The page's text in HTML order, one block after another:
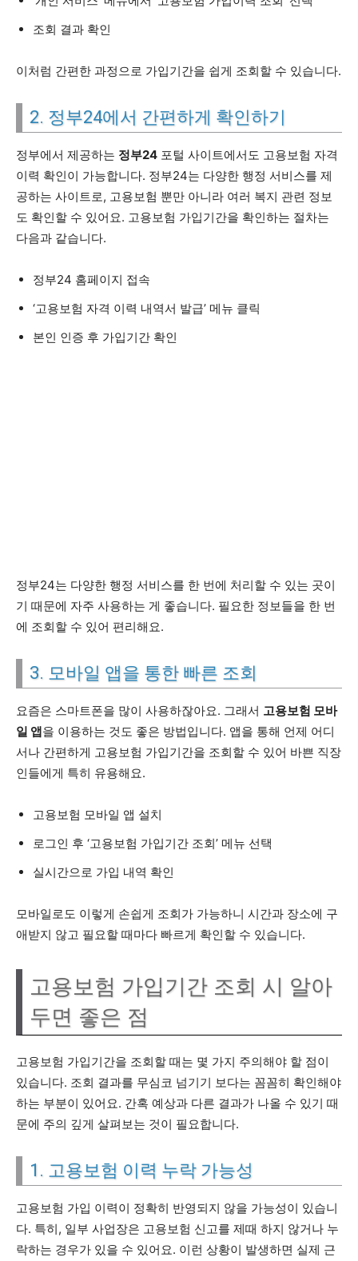
조회 결과 확인
이처럼 간편한 과정으로 가입기간을 쉽게 조회할 수 있습니다.
2. 정부24에서 간편하게 확인하기
정부에서 제공하는 정부24 포털 사이트에서도 고용보험 자격
이력 확인이 가능합니다. 정부24는 다양한 행정 서비스를 제
공하는 사이트로, 고용보험 뿐만 아니라 여러 복지 관련 정보
도 확인할 수 있어요. 고용보험 가입기간을 확인하는 절차는
다음과 같습니다.
정부24 홈페이지 접속
‘고용보험 자격 이력 내역서 발급’ 메뉴 클릭
본인 인증 후 가입기간 확인
정부24는 다양한 행정 서비스를 한 번에 처리할 수 있는 곳이
기 때문에 자주 사용하는 게 좋습니다. 필요한 정보들을 한 번
에 조회할 수 있어 편리해요.
3. 모바일 앱을 통한 빠른 조회
요즘은 스마트폰을 많이 사용하잖아요. 그래서 고용보험 모바
일 앱을 이용하는 것도 좋은 방법입니다. 앱을 통해 언제 어디
서나 간편하게 고용보험 가입기간을 조회할 수 있어 바쁜 직장
인들에게 특히 유용해요.
고용보험 모바일 앱 설치
로그인 후 ‘고용보험 가입기간 조회’ 메뉴 선택
실시간으로 가입 내역 확인
모바일로도 이렇게 손쉽게 조회가 가능하니 시간과 장소에 구
애받지 않고 필요할 때마다 빠르게 확인할 수 있습니다.
고용보험 가입기간 조회 시 알아
두면 좋은 점
고용보험 가입기간을 조회할 때는 몇 가지 주의해야 할 점이
있습니다. 조회 결과를 무심코 넘기기 보다는 꼼꼼히 확인해야
하는 부분이 있어요. 간혹 예상과 다른 결과가 나올 수 있기 때
문에 주의 깊게 살펴보는 것이 필요합니다.
1. 고용보험 이력 누락 가능성
고용보험 가입 이력이 정확히 반영되지 않을 가능성이 있습니
다. 특히, 일부 사업장은 고용보험 신고를 제때 하지 않거나 누
락하는 경우가 있을 수 있어요. 이런 상황이 발생하면 실제 근